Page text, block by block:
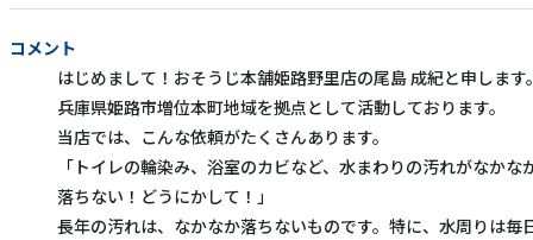
コメント
はじめまして！おそうじ本舗姫路野里店の尾島 成紀と申します
兵庫県姫路市増位本町地域を拠点として活動しております。
当店では、こんな依頼がたくさんあります。
「トイレの輪染み、浴室のカビなど、水まわりの汚れがなかな
落ちない！どうにかして！」
長年の汚れは、なかなか落ちないものです。特に、水周りは毎